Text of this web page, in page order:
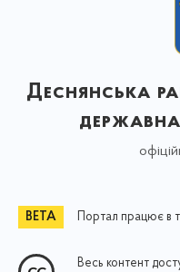
Деснянська
державна
Портал працює в
Весь контент